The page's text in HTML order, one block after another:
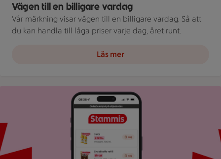
Vägen till en billigare vardag
Vår märkning visar vägen till en billigare vardag. Så att
du kan handla till låga priser varje dag, året runt.
Läs mer
Bild på mobil som visar ICA appen